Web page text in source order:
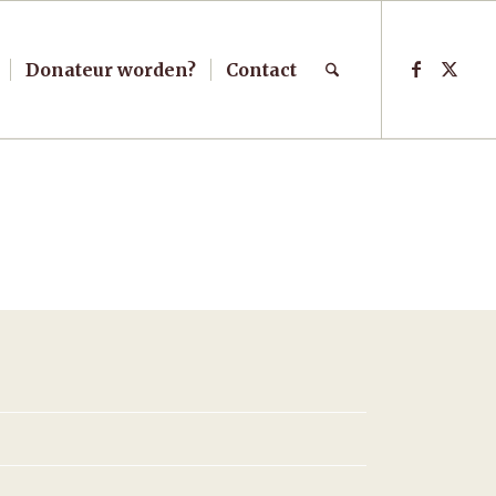
Donateur worden? Contact